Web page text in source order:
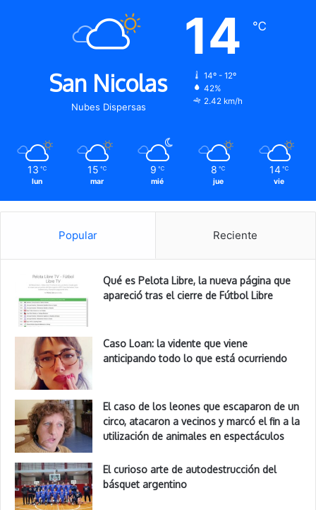
San Nicolas
Nubes Dispersas
14 ℃
14º - 12º
42%
2.42 km/h
13 ℃
lun
15 ℃
mar
9 ℃
mié
8 ℃
jue
14 ℃
vie
Popular Reciente
Qué es Pelota Libre, la nueva página que
apareció tras el cierre de Fútbol Libre
Caso Loan: la vidente que viene
anticipando todo lo que está ocurriendo
El caso de los leones que escaparon de un
circo, atacaron a vecinos y marcó el fin a la
utilización de animales en espectáculos
El curioso arte de autodestrucción del
básquet argentino